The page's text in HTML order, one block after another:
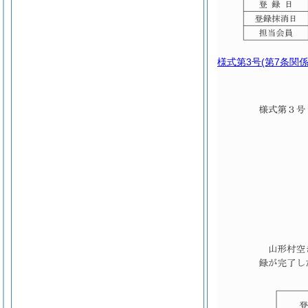
様式第3号(第7条関